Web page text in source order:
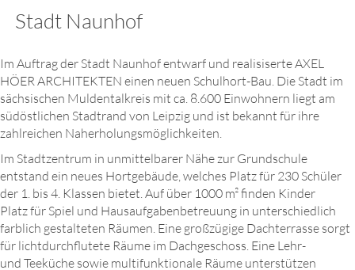
Stadt Naunhof
Im Auftrag der Stadt Naunhof entwarf und realisiserte AXEL
HÖER ARCHITEKTEN einen neuen Schulhort-Bau. Die Stadt im
sächsischen Muldentalkreis mit ca. 8.600 Einwohnern liegt am
südöstlichen Stadtrand von Leipzig und ist bekannt für ihre
zahlreichen Naherholungsmöglichkeiten.
Im Stadtzentrum in unmittelbarer Nähe zur Grundschule
entstand ein neues Hortgebäude, welches Platz für 230 Schüler
der 1. bis 4. Klassen bietet. Auf über 1000 m² finden Kinder
Platz für Spiel und Hausaufgabenbetreuung in unterschiedlich
farblich gestalteten Räumen. Eine großzügige Dachterrasse sorgt
für lichtdurchflutete Räume im Dachgeschoss. Eine Lehr-
und Teeküche sowie multifunktionale Räume unterstützen